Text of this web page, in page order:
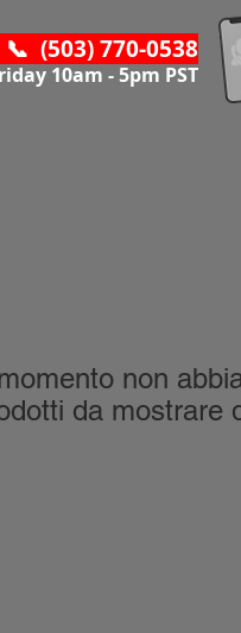
📞 (503) 770-0538
10am - 5pm PST
non
da mostrare